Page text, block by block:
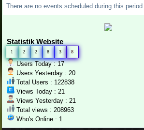
There are no events scheduled during this period.
Statistik Website
1 2 2 8 3 8
Users Today : 17
Users Yesterday : 20
Total Users : 122838
Views Today : 21
Views Yesterday : 21
Total views : 208963
Who's Online : 1